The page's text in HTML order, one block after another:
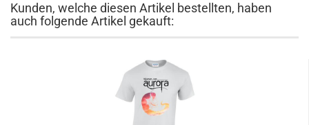
Kunden, welche diesen Artikel bestellten, haben
auch folgende Artikel gekauft: